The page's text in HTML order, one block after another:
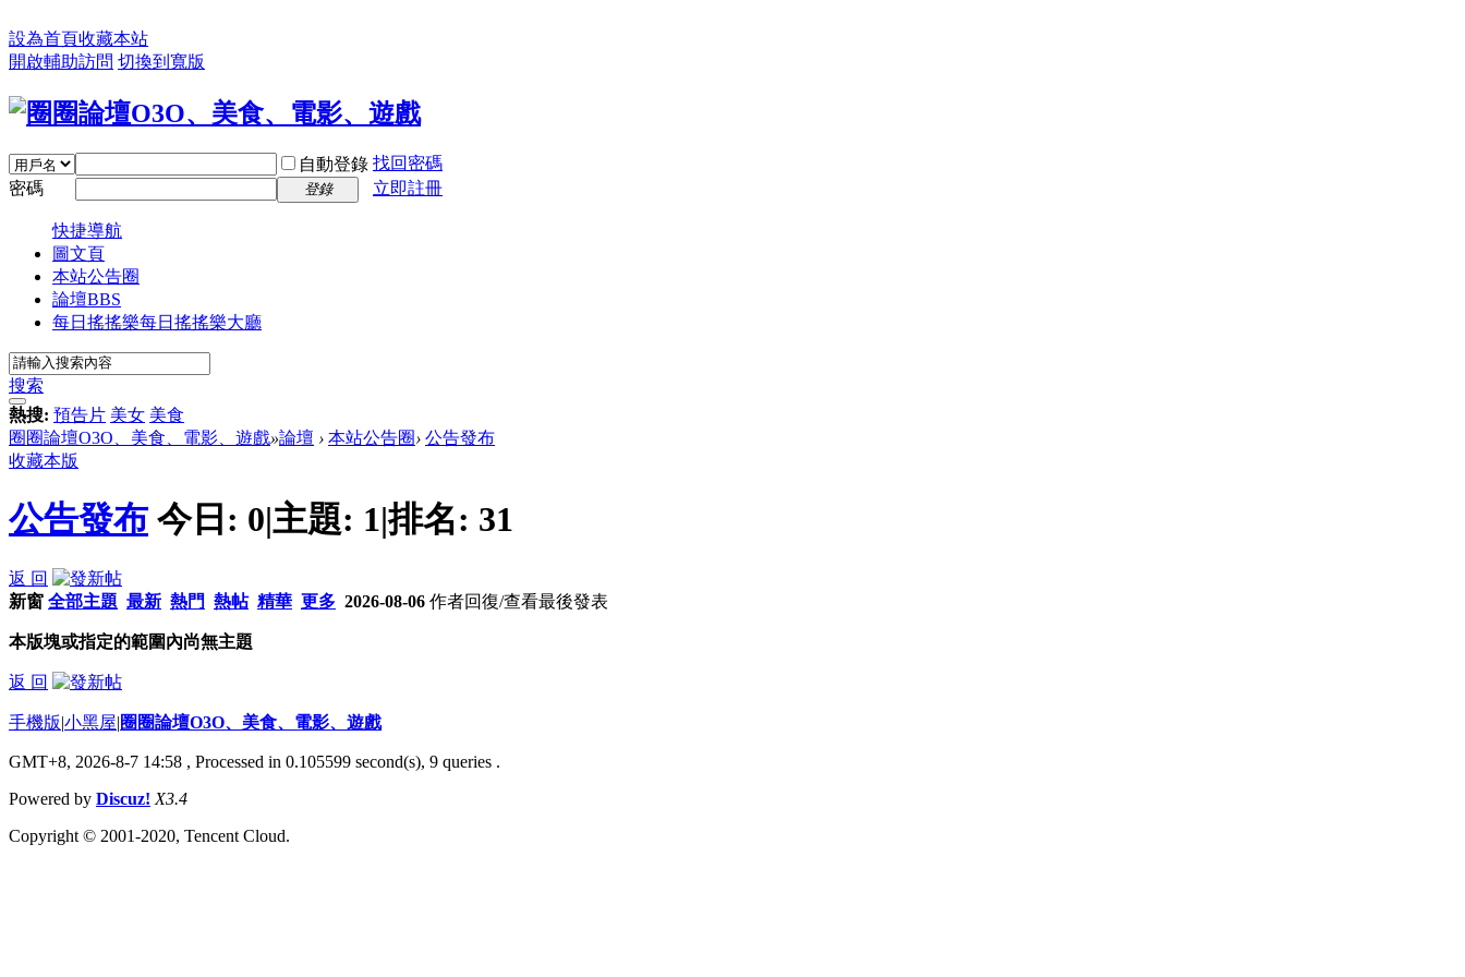
設為首頁收藏本站
開啟輔助訪問 切換到寬版
自動登錄 找回密碼
密碼
登錄 立即註冊
快捷導航
圖文頁
本站公告圈
論壇BBS
每日搖搖樂每日搖搖樂大廳
搜索
熱搜: 預告片 美女 美食
圈圈論壇O3O、美食、電影、遊戲»論壇 › 本站公告圈› 公告發布
收藏本版
公告發布 今日: 0|主題: 1|排名: 31
返 回
新窗 全部主題 最新 熱門 熱帖 精華 更多 2026-08-06 作者回復/查看最後發表
本版塊或指定的範圍內尚無主題
返 回
手機版|小黑屋|圈圈論壇O3O、美食、電影、遊戲
GMT+8, 2026-8-7 14:58 , Processed in 0.105599 second(s), 9 queries .
Powered by Discuz! X3.4
Copyright © 2001-2020, Tencent Cloud.